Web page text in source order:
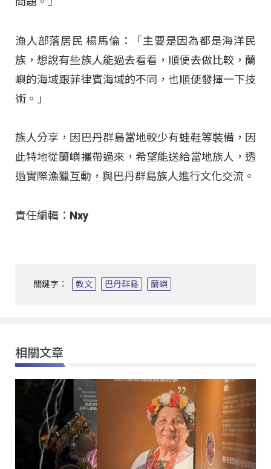
漁人部落居民 楊馬倫：「主要是因為都是海洋民
族，想說有些族人能過去看看，順便去做比較，蘭
嶼的海域跟菲律賓海域的不同，也順便發揮一下技
術。」
族人分享，因巴丹群島當地較少有蛙鞋等裝備，因
此特地從蘭嶼攜帶過來，希望能送給當地族人，透
過實際漁獵互動，與巴丹群島族人進行文化交流 。
責任編輯：Nxy
關鍵字： 教文 巴丹群島 蘭嶼
相關文章